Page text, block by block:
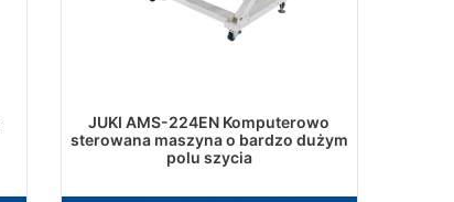
JUKI AMS-224EN Komputerowo
sterowana maszyna o bardzo dużym
polu szycia